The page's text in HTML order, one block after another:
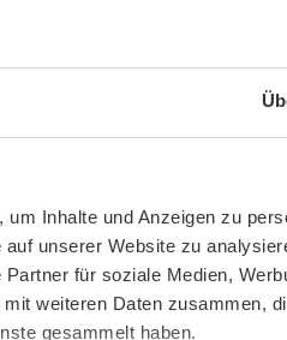
um Inhalte und Anzeigen zu
unserer Website zu
für soziale Medien,
weiteren Daten zusammen,
gesammelt haben.